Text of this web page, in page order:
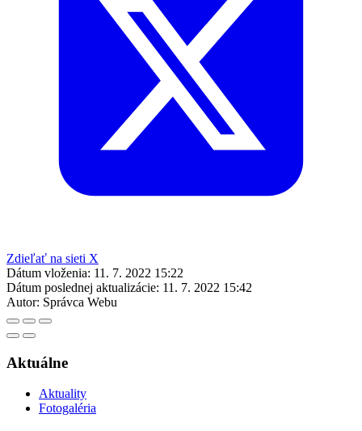
Zdieľať na sieti X
Dátum vloženia: 11. 7. 2022 15:22
Dátum poslednej aktualizácie: 11. 7. 2022 15:42
Autor: Správca Webu
Aktuálne
Aktuality
Fotogaléria